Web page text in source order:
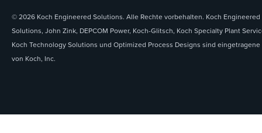
© 2026 Koch Engineered Solutions. Alle Rechte vorbehalten. Koch Engineered
Solutions, John Zink, DEPCOM Power, Koch-Glitsch, Koch Specialty Plant
Koch Technology Solutions und Optimized Process Designs sind eingetragene
von Koch, Inc.